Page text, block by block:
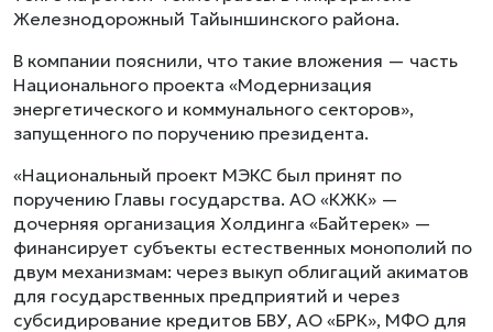
Железнодорожный Тайыншинского района.
В компании пояснили, что такие вложения — часть
Национального проекта «Модернизация
энергетического и коммунального секторов»,
запущенного по поручению президента.
«Национальный проект МЭКС был принят по
поручению Главы государства. АО «КЖК» —
дочерняя организация Холдинга «Байтерек» —
финансирует субъекты естественных монополий по
двум механизмам: через выкуп облигаций акиматов
для государственных предприятий и через
субсидирование кредитов БВУ, АО «БРК», МФО для